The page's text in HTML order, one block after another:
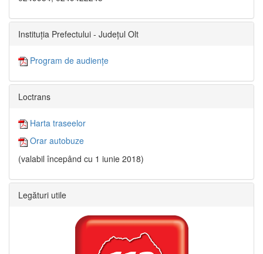
Instituția Prefectului - Județul Olt
Program de audiențe
Loctrans
Harta traseelor
Orar autobuze
(valabil începând cu 1 iunie 2018)
Legături utile